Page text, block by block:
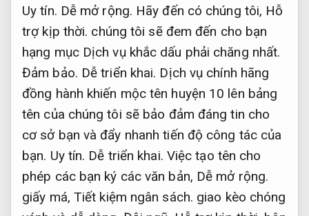
Uy tín. Dễ mở rộng. Hãy đến có chúng tôi, Hỗ
trợ kịp thời. chúng tôi sẽ đem đến cho bạn
hạng mục Dịch vụ khắc dấu phải chăng nhất.
Đảm bảo. Dễ triển khai. Dịch vụ chính hãng
đồng hành khiến mộc tên huyện 10 lên bảng
tên của chúng tôi sẽ bảo đảm đáng tin cho
cơ sở bạn và đẩy nhanh tiến độ công tác của
bạn. Uy tín. Dễ triển khai. Việc tạo tên cho
phép các bạn ký các văn bản, Dễ mở rộng.
giấy má, Tiết kiệm ngân sách. giao kèo chóng